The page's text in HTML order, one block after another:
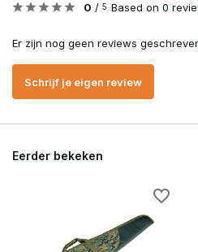
0 / 5 Based on 0
Er zijn nog geen reviews
Schrijf je eigen review
Eerder bekeken